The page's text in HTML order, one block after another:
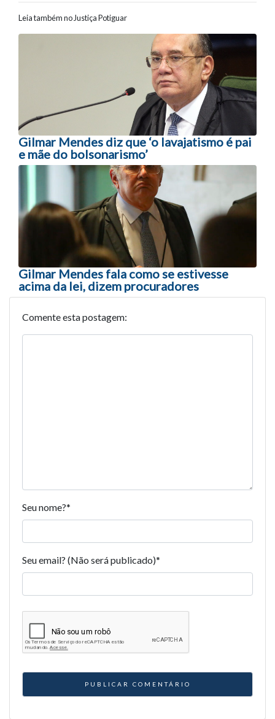
Leia também no Justiça Potiguar
Navegação entre posts
Gilmar Mendes diz que ‘o lavajatismo é pai
e mãe do bolsonarismo’
Gilmar Mendes fala como se estivesse
acima da lei, dizem procuradores
Comente esta postagem:
Seu nome?*
Seu email? (Não será publicado)*